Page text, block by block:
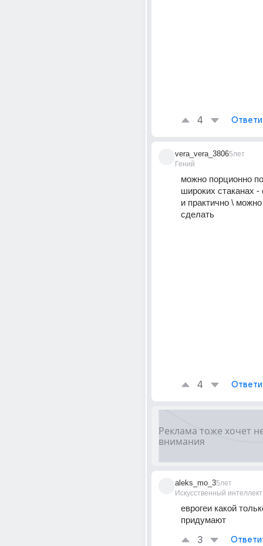
4
vera_vera_3806
Гений
5лет
можно порционно
широких стаканах -
и практично \
сделать
4
aleks_mo_3
Искусственный интеллект
5лет
еврогеи какой
придумают
3